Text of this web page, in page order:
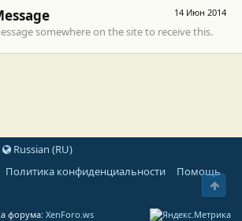
14 Июн 2014
somewhere on the site to receive this.
Russian (RU)
Политика конфиденциальности Помощь
форума: XenForo.ws